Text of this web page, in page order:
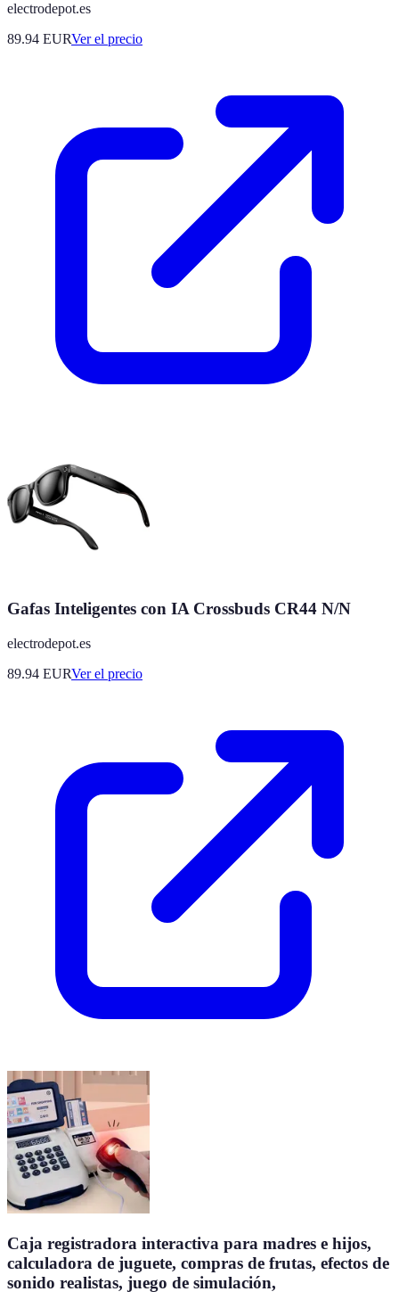
electrodepot.es
89.94 EURVer el precio
Gafas Inteligentes con IA Crossbuds CR44 N/N
electrodepot.es
89.94 EURVer el precio
Caja registradora interactiva para madres e hijos,
calculadora de juguete, compras de frutas, efectos de
sonido realistas, juego de simulación,